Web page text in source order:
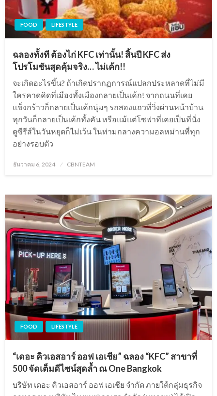
FOOD LIFESTYLE
ฉลองทั้งที ต้องไก่ KFC เท่านั้น! สิ้นปี KFC ส่ง
โปรโมชันสุดคุ้มจริง… ไม่เค้ก!!
จะเกิดอะไรขึ้น? ถ้าเกิดปรากฏการณ์แปลกประหลาดที่ไม่มี
ใครคาดคิดที่เมืองทั้งเมืองกลายเป็นเค้ก! จากถนนที่เคย
แข็งกร้าวก็กลายเป็นเค้กนุ่มๆ รถสองแถวที่วิ่งผ่านหน้าบ้าน
ทุกวันก็กลายเป็นเค้กทั้งคัน หรือแม้แต่โซฟาที่เคยเป็นที่นั่ง
ดูซีรีส์ในวันหยุดก็ไม่เว้น ในท่ามกลางความอลหม่านที่ทุก
อย่างรอบตัว
Posted
ธันวาคม 6, 2024 CBNTEAM
FOOD LIFESTYLE
“เดอะ คิวเอสอาร์ ออฟ เอเชีย” ฉลอง “KFC” สาขาที่
500 จัดเต็มดีไซน์สุดล้ำ ณ One Bangkok
บริษัท เดอะ คิวเอสอาร์ ออฟ เอเชีย จำกัด ภายใต้กลุ่มธุรกิจ